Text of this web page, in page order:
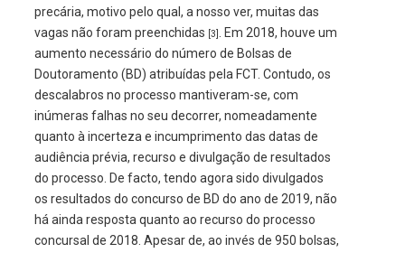
precária, motivo pelo qual, a nosso ver, muitas das
vagas não foram preenchidas [3] . Em 2018, houve um
aumento necessário do número de Bolsas de
Doutoramento (BD) atribuídas pela FCT. Contudo, os
descalabros no processo mantiveram-se, com
inúmeras falhas no seu decorrer, nomeadamente
quanto à incerteza e incumprimento das datas de
audiência prévia, recurso e divulgação de resultados
do processo. De facto, tendo agora sido divulgados
os resultados do concurso de BD do ano de 2019, não
há ainda resposta quanto ao recurso do processo
concursal de 2018. Apesar de, ao invés de 950 bolsas,